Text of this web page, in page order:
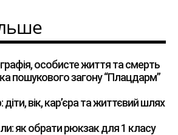
особисте життя та смерть
пошукового загону “Плацдарм”
вік, кар’єра та життєвий шлях
як обрати рюкзак для 1 класу